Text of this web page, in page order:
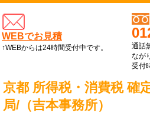
WEBでお見積
↑WEBからは24時間受付中です。
通話
なが
受付
京都 所得税・消費税 確
局/（吉本事務所）